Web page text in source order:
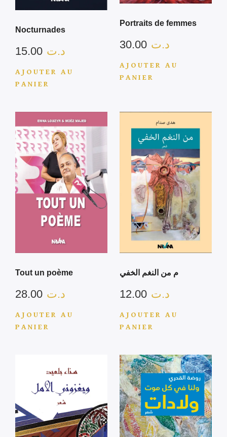
Nocturnades
د.ت
AJOUTER AU
PANIER
Portraits de femmes
د.ت 30.00
AJOUTER AU
PANIER
Tout un poème
د.ت
AJOUTER AU
PANIER
م من النغم الخفي
د.ت 12.00
AJOUTER AU
PANIER